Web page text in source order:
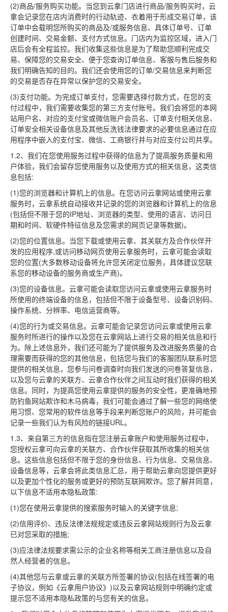
(2)商品/服务购买功能。当您到云拿门店进行商品/服务购买时，云
拿会记录您在店内消费时的行动轨迹、衣着用于形成交易订单，该
订单中会载明您所购买的商品及/或服务信息、具体订单号、订单
创建时间、交易金额、支付方式信息。门店内为监控区域，进入门
店后会有全程监控。我们收集这些信息是为了帮助您顺利完成交
易、保障您的交易安全、便于您查询订单信息、客服与售后服务和
我们明确告知的目的。我们还会使用您的订单/交易信息来判断您
的交易是否存在异常以保护您的交易安全。
(3)支付功能。为完成订单支付，您需要选择付款方式，在您的支
付过程中，我们需要收集您的第三方支付账号。我们会将您的本网
站用户名、对应的支付宝或微信账户会员名、订单支付相关信息、
订单安全相关设备信息及其他反洗钱法律要求的必要信息通过在应
用程序中嵌入的支付宝、微信、工商银行并与对应支付公司共享。
1.2、我们在您使用服务过程中获得的信息为了提高服务质量和用
户体验，我们会留存您使用服务以及使用方式的相关信息，这类信
息包括:
(1)您的浏览器和计算机上的信息。在您访问云拿网站或使用云拿
服务时，云拿系统自动接收并记录的您的浏览器和计算机上的信息
(包括但不限于您的IP地址、浏览器的类型、使用的语言、访问日
期和时间、软硬件特征信息及您需求的网页记录等数据)。
(2)您的位置信息。当您下载或使用云拿、其关联方及合作伙伴开
发的应用程序,或访问移动网页使用云拿服务时，云拿可能会读取
您的位置(大多数移动设备将允许您关闭定位服务，具体建议您联
系您的移动设备的服务商或生产商)。
(3)您的设备信息。云拿可能会读取您访问云拿或使用云拿服务时
所使用的终端设备的信息，包括但不限于设备型号、设备识别码、
操作系统、分辨率、电信运营商等。
(4)您的行为或交易信息。云拿可能会记录您访问云拿或使用云拿
服务时所进行的操作以及您在云拿网站上进行交易的相关信息和行
为。除上述信息外，我们还可能为了提供服务及改进服务质量的合
理需要而获得的您的其他信息，包括您与我们的客服团队联系时您
提供的相关信息，您参与问卷调查时向我们发送的问卷答复信息，
以及您与云拿的关联方、云拿合作伙伴之间互动时我们获得的相关
信息。同时，为提高您使用云拿提供的服务的安全性，更准确地预
防钓鱼网站欺诈和木马病毒，我们可能会通过了解一些您的网络使
用习惯、您常用的软件信息等手段来判断您账户的风险，并可能会
记录一些我们认为有风险的链接URL。
1.3、来自第三方的信息指在您注册云拿账户和使用服务过程中，
您授权云拿可向云拿的关联方、合作伙伴获取其所收集的相关信
息。这些信息包括但不限于您的身份信息、行为信息、交易信息、
设备信息等，云拿会将此类信息汇总，用于帮助云拿向您提供更好
以及更加个性化的服务或更好的预防互联网欺诈。您了解并同意，
以下信息不适用本隐私政策:
(1)您在使用云拿提供的搜索服务时输入的关键字信息;
(2)信用评价、违反法律法规规定或违反云拿网站规则行为及云拿
已对您采取的措施;
(3)应法律法规要求需公示的企业名称等相关工商注册信息以及自
然人经营者的信息。
(4)其他您与云拿或云拿的关联方所签署的协议(包括在线签署的电
子协议，例如《云拿用户协议》)以及云拿网站规则中明确约定或
提示您不适用本隐私政策的与您有关的信息。